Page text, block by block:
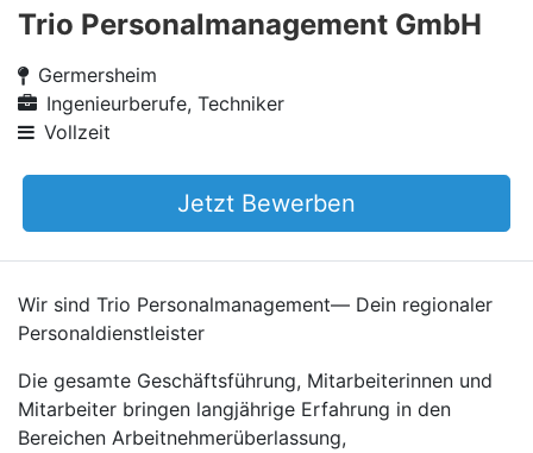
Trio Personalmanagement GmbH
Germersheim
Ingenieurberufe, Techniker
Vollzeit
Jetzt Bewerben
Wir sind Trio Personalmanagement— Dein regionaler
Personaldienstleister
Die gesamte Geschäftsführung, Mitarbeiterinnen und
Mitarbeiter bringen langjährige Erfahrung in den
Bereichen Arbeitnehmerüberlassung,